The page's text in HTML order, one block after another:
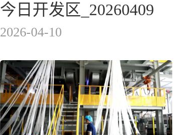
今日开发区_20260409
2026-04-10